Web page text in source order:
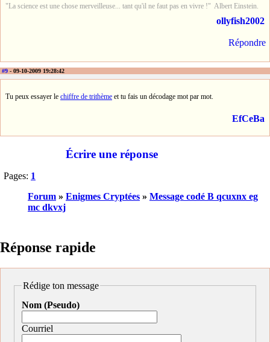
"La science est une chose merveilleuse... tant qu'il ne faut pas en vivre !" Albert Einstein.
ollyfish2002
Répondre
#9 - 09-10-2009 19:28:42
Tu peux essayer le chiffre de trithème et tu fais un décodage mot par mot.
EfCeBa
Écrire une réponse
Pages: 1
Forum » Enigmes Cryptées » Message codé B qcuxnx eg
mc dkvxj
Réponse rapide
Rédige ton message
Nom (Pseudo)
Courriel